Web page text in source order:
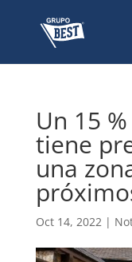
Un 15
tiene
una
Oct 14, 2022|